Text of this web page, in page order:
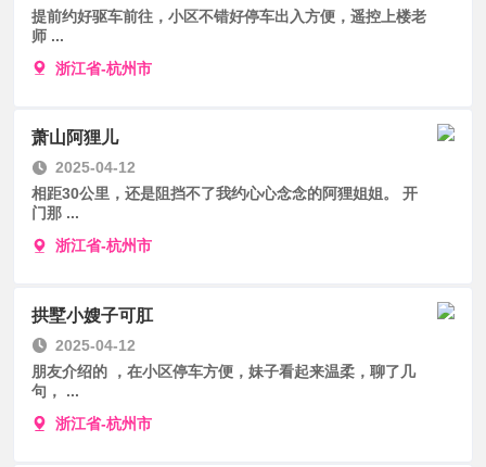
提前约好驱车前往，小区不错好停车出入方便，遥控上楼老
师 ...
浙江省-杭州市
萧山阿狸儿
2025-04-12
相距30公里，还是阻挡不了我约心心念念的阿狸姐姐。 开
门那 ...
浙江省-杭州市
拱墅小嫂子可肛
2025-04-12
朋友介绍的 ，在小区停车方便，妹子看起来温柔，聊了几
句， ...
浙江省-杭州市